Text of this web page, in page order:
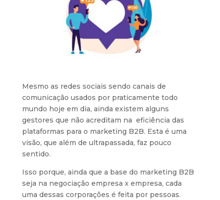
Mesmo as redes sociais sendo canais de
comunicação usados por praticamente todo
mundo hoje em dia, ainda existem alguns
gestores que não acreditam na eficiência das
plataformas para o marketing B2B. Esta é uma
visão, que além de ultrapassada, faz pouco
sentido.
Isso porque, ainda que a base do marketing B2B
seja na negociação empresa x empresa, cada
uma dessas corporações é feita por pessoas.